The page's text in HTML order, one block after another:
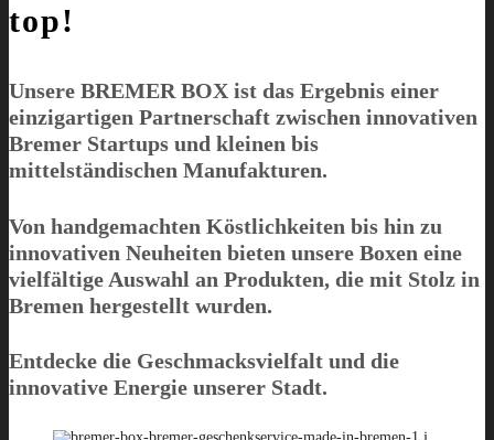
top!
Unsere BREMER BOX ist das Ergebnis einer
einzigartigen Partnerschaft zwischen innovativen
Bremer Startups und kleinen bis
mittelständischen Manufakturen.
Von handgemachten Köstlichkeiten bis hin zu
innovativen Neuheiten bieten unsere Boxen eine
vielfältige Auswahl an Produkten, die mit Stolz in
Bremen hergestellt wurden.
Entdecke die Geschmacksvielfalt und die
innovative Energie unserer Stadt.